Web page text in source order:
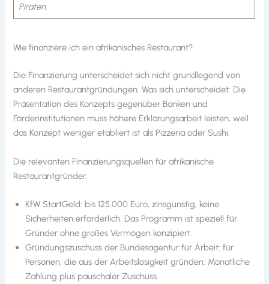
Piraten.
Wie finanziere ich ein afrikanisches Restaurant?
Die Finanzierung unterscheidet sich nicht grundlegend von
anderen Restaurantgründungen. Was sich unterscheidet: Die
Präsentation des Konzepts gegenüber Banken und
Förderinstitutionen muss höhere Erklärungsarbeit leisten, weil
das Konzept weniger etabliert ist als Pizzeria oder Sushi.
Die relevanten Finanzierungsquellen für afrikanische
Restaurantgründer:
KfW StartGeld: bis 125.000 Euro, zinsgünstig, keine
Sicherheiten erforderlich. Das Programm ist speziell für
Gründer ohne großes Vermögen konzipiert.
Gründungszuschuss der Bundesagentur für Arbeit: für
Personen, die aus der Arbeitslosigkeit gründen. Monatliche
Zahlung plus pauschaler Zuschuss.